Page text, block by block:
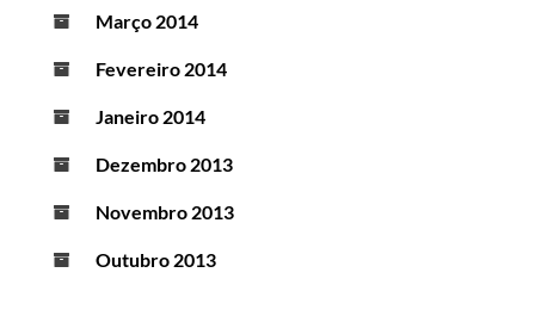
Março 2014
Fevereiro 2014
Janeiro 2014
Dezembro 2013
Novembro 2013
Outubro 2013